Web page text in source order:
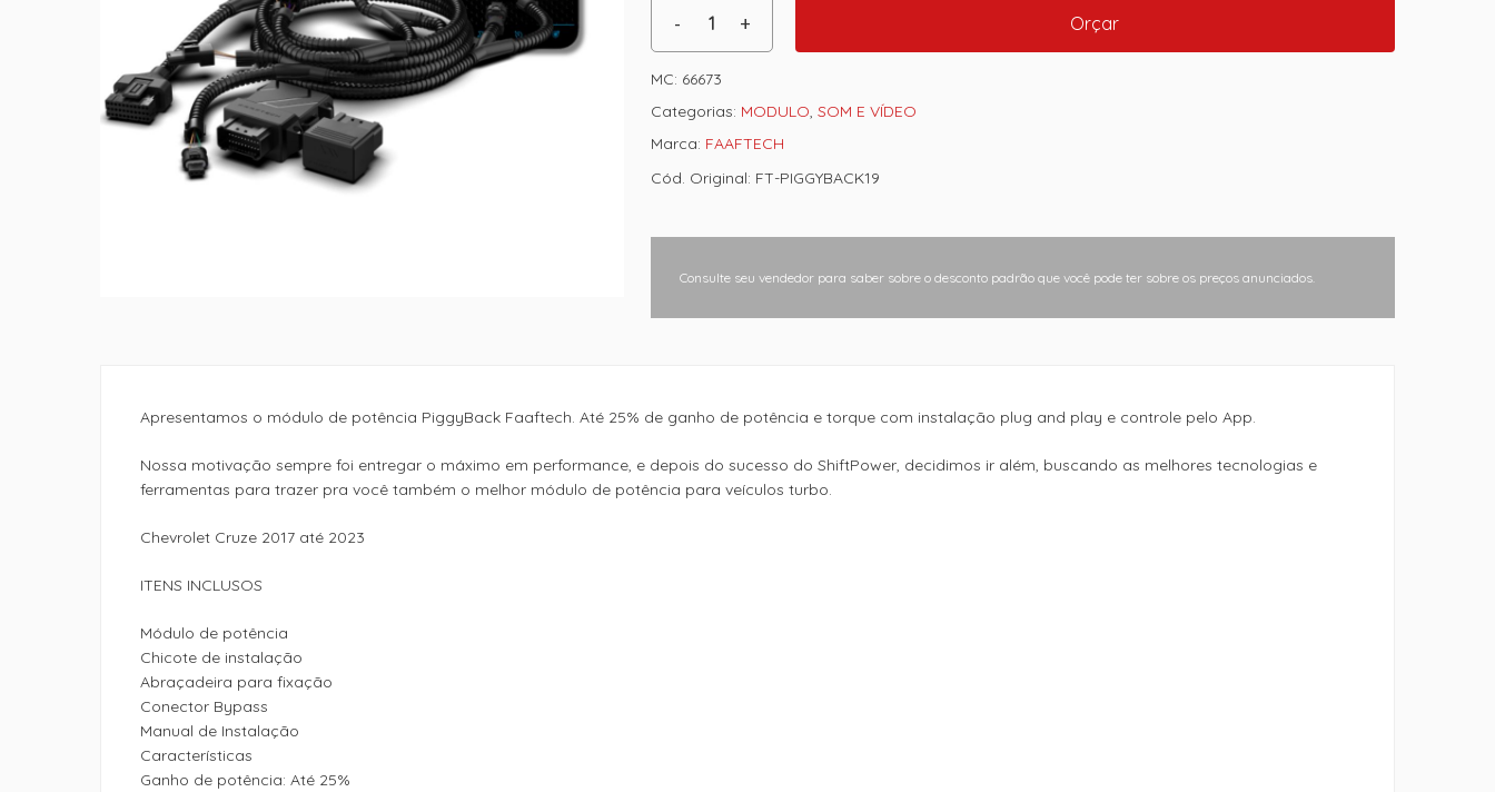
Orçar
MC: 66673
Categorias: MODULO, SOM E VÍDEO
Marca: FAAFTECH
Cód. Original: FT-PIGGYBACK19
Consulte seu vendedor para saber sobre o desconto padrão que você pode ter sobre os preços anunciados.
Apresentamos o módulo de potência PiggyBack Faaftech. Até 25% de ganho de potência e torque com instalação plug and play e controle pelo App.
Nossa motivação sempre foi entregar o máximo em performance, e depois do sucesso do ShiftPower, decidimos ir além, buscando as melhores tecnologias e
ferramentas para trazer pra você também o melhor módulo de potência para veículos turbo.
Chevrolet Cruze 2017 até 2023
ITENS INCLUSOS
Módulo de potência
Chicote de instalação
Abraçadeira para fixação
Conector Bypass
Manual de Instalação
Características
Ganho de potência: Até 25%